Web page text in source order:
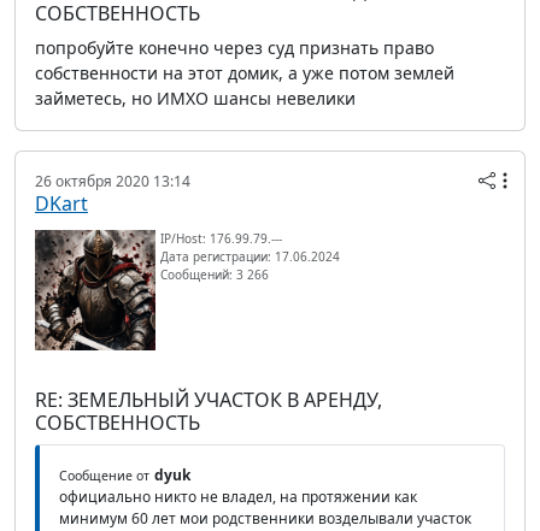
СОБСТВЕННОСТЬ
попробуйте конечно через суд признать право
собственности на этот домик, а уже потом землей
займетесь, но ИМХО шансы невелики
26 октября 2020 13:14
DKart
IP/Host: 176.99.79.---
Дата регистрации: 17.06.2024
Сообщений: 3 266
RE: ЗЕМЕЛЬНЫЙ УЧАСТОК В АРЕНДУ,
СОБСТВЕННОСТЬ
Сообщение от dyuk
официально никто не владел, на протяжении как
минимум 60 лет мои родственники возделывали участок